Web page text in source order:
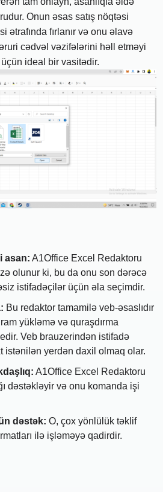
Onun əsas satış nöqtəsi
ətrafında fırlanır və onu əlavə
cədvəl vəzifələrini həll etməyi
ideal bir vasitədir.
asan: A1Office Excel Redaktoru
olunur ki, bu da onu son dərəcə
istifadəçilər üçün əla seçimdir.
Bu redaktor tamamilə veb-əsaslıdır
yükləmə və quraşdırma
Veb brauzerindən istifadə
istənilən yerdən daxil olmaq olar.
A1Office Excel Redaktoru
dəstəkləyir və onu komanda işi
dəstək: O, çox yönlülük təklif
ilə işləməyə qadirdir.